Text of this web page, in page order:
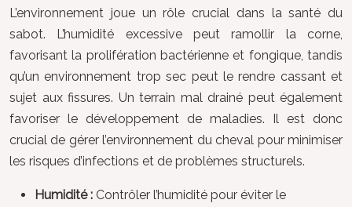
L’environnement joue un rôle crucial dans la santé du
sabot. L’humidité excessive peut ramollir la corne,
favorisant la prolifération bactérienne et fongique, tandis
qu’un environnement trop sec peut le rendre cassant et
sujet aux fissures. Un terrain mal drainé peut également
favoriser le développement de maladies. Il est donc
crucial de gérer l’environnement du cheval pour minimiser
les risques d’infections et de problèmes structurels.
Humidité : Contrôler l’humidité pour éviter le